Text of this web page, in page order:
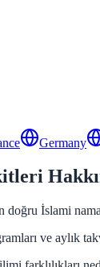
Germany
İslami
ve aylık